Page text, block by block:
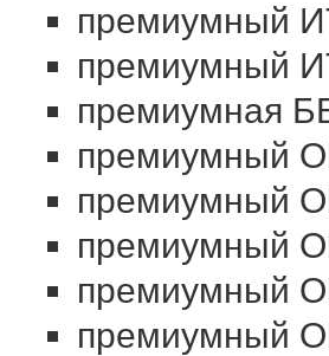
премиумный
премиумный
премиумная
премиумный
премиумный
премиумный
премиумный
премиумный